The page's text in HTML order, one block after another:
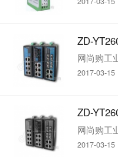
ZD-
网尚购工
2017-03-15
ZD-
网尚购工
2017-03-15